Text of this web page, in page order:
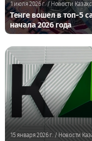
1 июля 2026 г./ Новости
Тенге вошел в топ-5
начала 2026 года
15 января 2026 г./ Новости